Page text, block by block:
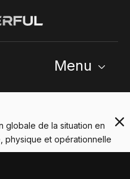
Menu
globale de la situation en
physique et opérationnelle